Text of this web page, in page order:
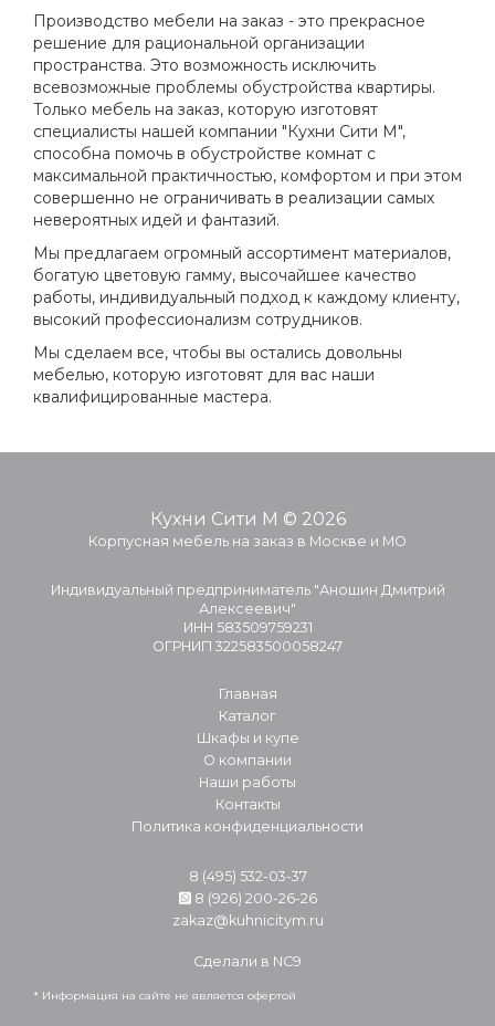
Производство мебели на заказ - это прекрасное
решение для рациональной организации
пространства. Это возможность исключить
всевозможные проблемы обустройства квартиры.
Только мебель на заказ, которую изготовят
специалисты нашей компании "Кухни Сити М",
способна помочь в обустройстве комнат с
максимальной практичностью, комфортом и при этом
совершенно не ограничивать в реализации самых
невероятных идей и фантазий.
Мы предлагаем огромный ассортимент материалов,
богатую цветовую гамму, высочайшее качество
работы, индивидуальный подход к каждому клиенту,
высокий профессионализм сотрудников.
Мы сделаем все, чтобы вы остались довольны
мебелью, которую изготовят для вас наши
квалифицированные мастера.
Кухни Сити М © 2026
Корпусная мебель на заказ в Москве и МО
Индивидуальный предприниматель "Аношин Дмитрий
Алексеевич"
ИНН 583509759231
ОГРНИП 322583500058247
Главная
Каталог
Шкафы и купе
О компании
Наши работы
Контакты
Политика конфиденциальности
8 (495) 532-03-37
8 (926) 200-26-26
zakaz@kuhnicitym.ru
Сделали в NC9
* Информация на сайте не является офертой